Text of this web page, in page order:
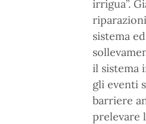
irrigua”.
sistema
il sistema
gli eventi
barriere
prelevare